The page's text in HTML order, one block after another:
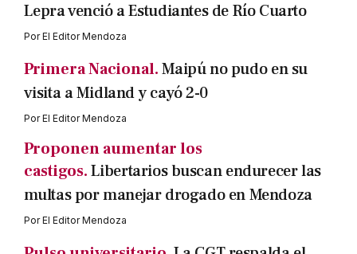
Lepra venció a Estudiantes de Río Cuarto
PorEl Editor Mendoza
Primera Nacional.Maipú no pudo en su
visita a Midland y cayó 2-0
PorEl Editor Mendoza
Proponen aumentar los
castigos.Libertarios buscan endurecer las
multas por manejar drogado en Mendoza
PorEl Editor Mendoza